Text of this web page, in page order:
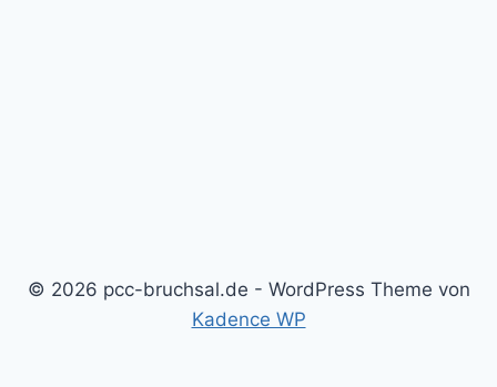
© 2026 pcc-bruchsal.de - WordPress Theme von
Kadence WP